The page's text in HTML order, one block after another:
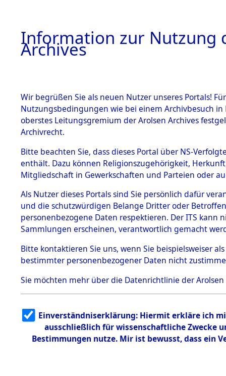
BESTÄNDE
1.
mente
5. Verschiedenes
5.3
Todesmärsche
5.3.1 Alliierte
Erhebungen
zu
Todesmärsch
en
5.3.2
g
5.3.3
Todesmärsch
von
Toter aus
Ort ihrer
0001
Information zur Nutzung
Archives
Wir begrüßen Sie als neuen Nutzer unseres Portals!
Nutzungsbedingungen wie bei einem Archivbesuch
oberstes Leitungsgremium der Arolsen Archives
Archivrecht.
Bitte beachten Sie, dass dieses Portal über NS-
enthält. Dazu können Religionszugehörigkeit,
Mitgliedschaft in Gewerkschaften und Parteien oder
Als Nutzer dieses Portals sind Sie persönlich dafür
und die schutzwürdigen Belange Dritter oder
personenbezogene Daten respektieren. Der ITS
Sammlungen erscheinen, verantwortlich gemacht
Bitte kontaktieren Sie uns, wenn Sie beispielsweiser
bestimmter personenbezogener Daten nicht
Sie möchten mehr über die Datenrichtlinie der Arolsen
Einverständniserklärung: Hiermit erkläre ich
ausschließlich für wissenschaftliche Zwecke
Bestimmungen nutze. Mir ist bewusst, dass ein